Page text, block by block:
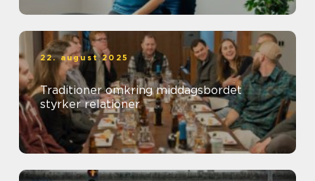
22. august 2025
Traditioner omkring middagsbordet
styrker relationer